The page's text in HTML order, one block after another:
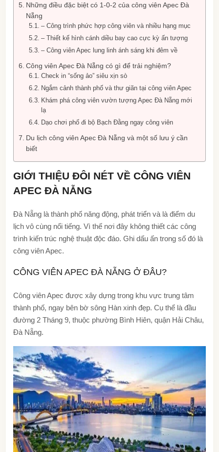
Những điều đặc biệt có 1-0-2 của công viên Apec Đà
Nẵng
– Công trình phức hợp công viên và nhiều hạng mục
– Thiết kế hình cánh diều bay cao cực kỳ ấn tượng
– Công viên Apec lung linh ánh sáng khi đêm về
Công viên Apec Đà Nẵng có gì để trải nghiệm?
Check in “sống ảo” siêu xịn sò
Ngắm cảnh thành phố và thư giãn tại công viên Apec
Khám phá công viên vườn tượng Apec Đà Nẵng mới
lạ
Dạo chơi phố đi bộ Bạch Đằng ngay công viên
Du lịch công viên Apec Đà Nẵng và một số lưu ý cần
biết
GIỚI THIỆU ĐÔI NÉT VỀ CÔNG VIÊN
APEC ĐÀ NẴNG
Đà Nẵng là thành phố năng động, phát triển và là điểm du
lịch vô cùng nổi tiếng. Vì thế nơi đây không thiết các công
trình kiến trúc nghệ thuật độc đáo. Ghi dấu ấn trong số đó là
công viên Apec.
CÔNG VIÊN APEC ĐÀ NẴNG Ở ĐÂU?
Công viên Apec được xây dựng trong khu vực trung tâm
thành phố, ngay bên bờ sông Hàn xinh đẹp. Cụ thể là đầu
đường 2 Tháng 9, thuộc phường Bình Hiên, quận Hải Châu,
Đà Nẵng.